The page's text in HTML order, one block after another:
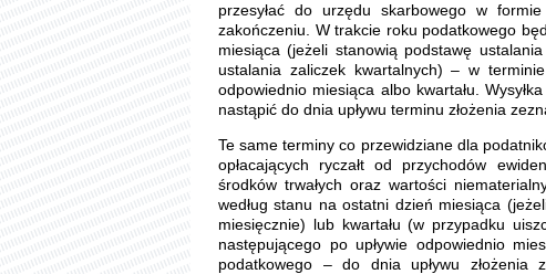
przesyłać do urzędu skarbowego w
zakończeniu. W trakcie roku podatkowego
miesiąca (jeżeli stanowią podstawę
ustalania zaliczek kwartalnych) – w
odpowiednio miesiąca albo kwartału.
nastąpić do dnia upływu terminu złożenia
Te same terminy co przewidziane dla
opłacających ryczałt od przychodów
środków trwałych oraz wartości
według stanu na ostatni dzień miesiąca
miesięcznie) lub kwartału (w przypadku
następującego po upływie odpowiednio
podatkowego – do dnia upływu złożenia